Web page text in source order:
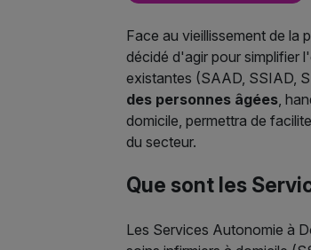
Face au vieillissement de la
décidé d'agir pour simplifier
existantes (SAAD, SSIAD,
des personnes âgées,
domicile, permettra de
du secteur.
Que sont les
Les Services Autonomie à